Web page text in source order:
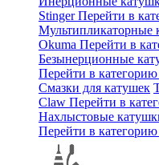
StingerПерейти в
Мультипликаторные
Okuma Перейти в
Безынерционные
Перейти в категорию
Смазки для катушек
Claw Перейти в
Нахлыстовые
Перейти в категорию